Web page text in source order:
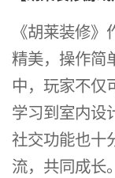
《胡莱装修
精美，操作简
中，玩家不仅
学习到室内设
社交功能也十
流，共同成长。